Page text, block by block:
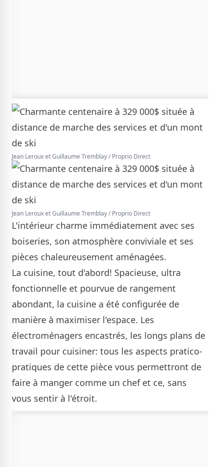
Jean Leroux et Guillaume Tremblay / Proprio Direct
Jean Leroux et Guillaume Tremblay / Proprio Direct
L'intérieur charme immédiatement avec ses
boiseries, son atmosphère conviviale et ses
pièces chaleureusement aménagées.
La cuisine, tout d'abord! Spacieuse, ultra
fonctionnelle et pourvue de rangement
abondant, la cuisine a été configurée de
manière à maximiser l'espace. Les
électroménagers encastrés, les longs plans de
travail pour cuisiner: tous les aspects pratico-
pratiques de cette pièce vous permettront de
faire à manger comme un chef et ce, sans
vous sentir à l'étroit.